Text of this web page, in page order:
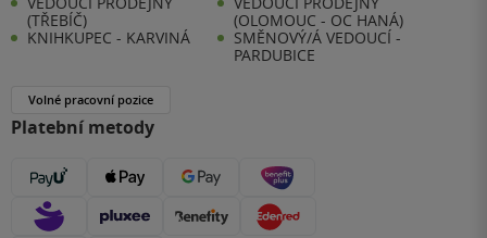
(TŘEBÍČ)
(OLOMOUC - OC HANÁ)
KNIHKUPEC - KARVINÁ
SMĚNOVÝ/Á VEDOUCÍ -
PARDUBICE
Volné pracovní pozice
Platební metody